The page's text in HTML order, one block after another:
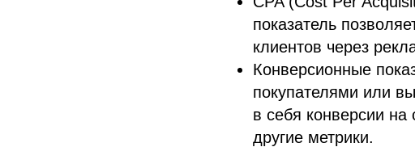
показатель
клиентов через
Конверсионные
покупателями или
в себя конверсии
другие метрики.